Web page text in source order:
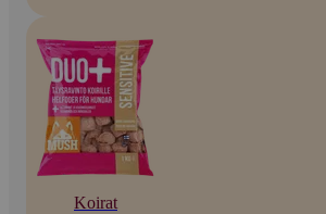
Koirat